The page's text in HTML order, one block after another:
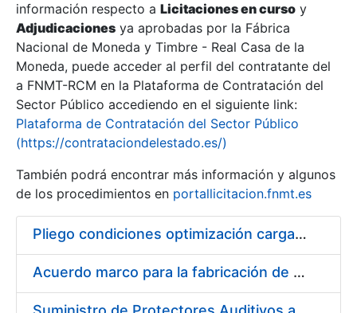
Show/Hide
Show/Hide
información respecto a Licitaciones en curso y
Adjudicaciones ya aprobadas por la Fábrica
Nacional de Moneda y Timbre - Real Casa de la
Moneda, puede acceder al perfil del contratante del
a FNMT-RCM en la Plataforma de Contratación del
Sector Público accediendo en el siguiente link:
Plataforma de Contratación del Sector Público
(https://contrataciondelestado.es/)
También podrá encontrar más información y algunos
de los procedimientos en portallicitacion.fnmt.es
Pliego condiciones optimización cargas compras firmado
Acuerdo marco para la fabricación de piezas